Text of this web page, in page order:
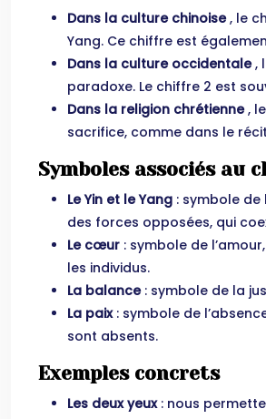
Dans la culture chinoise, le
Yang. Ce chiffre est
Dans la culture occidentale,
paradoxe. Le chiffre 2 est
Dans la religion chrétienne,
sacrifice, comme dans le
Symboles associés au
Le Yin et le Yang : symbole
des forces opposées, qui
Le cœur : symbole de
les individus.
La balance : symbole de la
La paix : symbole de
sont absents.
Exemples concrets
Les deux yeux : nous